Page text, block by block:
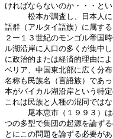
ければならないのか・・・とい
松本が調査し、日本人にも
語群（アルタイ語族）に属す
２ー１３世紀のモンゴル帝国
ル湖沿岸に人口の多くが集中
に政治的または経済的理由に
ベリア、中国東北部に広く分
名称も民族名（言語族）であ
本がバイカル湖沿岸という特
これは民族と人種の混同ではな
尾本恵市（１９９３）は松
つの多型で集団の起源を論ず
とにこの問題を論ずる必要が